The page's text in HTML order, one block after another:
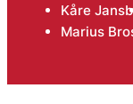
Kåre
Marius